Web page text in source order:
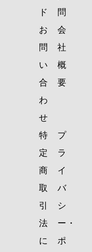
ド
問
お
問
い
合
わ
せ
会
社
概
要
特
定
商
取
引
法
に
プ
ラ
イ
バ
シ
ー・
ポ